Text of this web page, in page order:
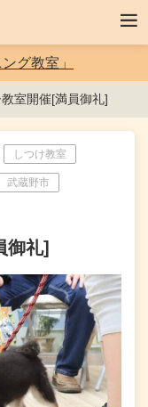
グ教室」
室開催[満員御礼]
しつけ教室
武蔵野市
御礼]